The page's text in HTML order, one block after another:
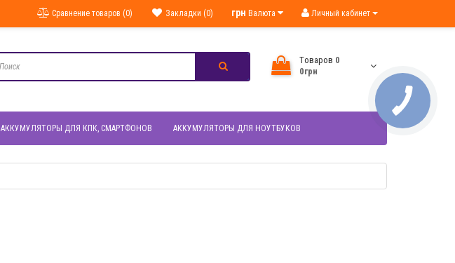
Личный кабинет
грн Валюта
Закладки (0)
Сравнение товаров (0)
Tоваров 0
0грн
АККУМУЛЯТОРЫ ДЛЯ КПК, СМАРТФОНОВ АККУМУЛЯТОРЫ ДЛЯ НОУТБУКОВ